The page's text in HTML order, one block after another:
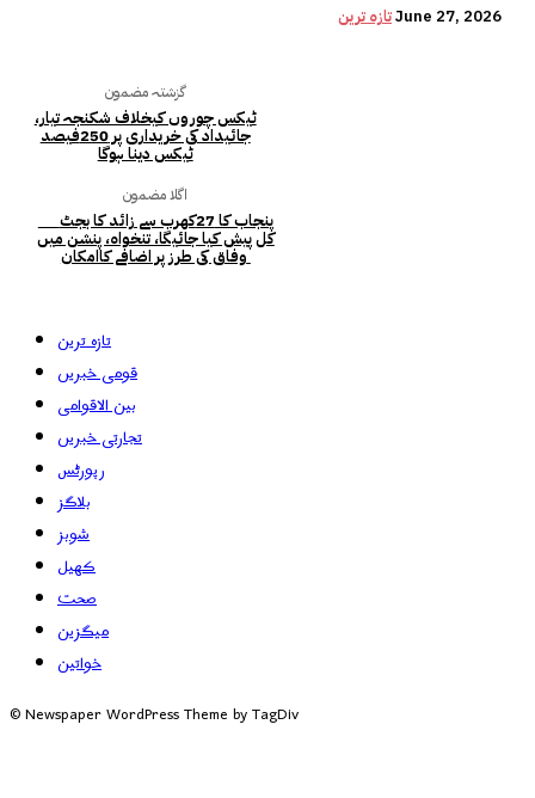
تازہ ترینJune 27, 2026
گزشتہ مضمون
ٹیکس چوروں کیخلاف شکنجہ تیار،
جائیداد کی خریداری پر 250فیصد
ٹیکس دینا ہوگا
اگلا مضمون
کل پیش کیا جائیگا، تنخواہ، پنشن میں
وفاق کی طرز پر اضافے کاامکان
تازہ ترین
قومی خبریں
بین الاقوامی
تجارتی خبریں
رپورٹس
بلاگز
شوبز
کھیل
صحت
میگزین
خواتین
© Newspaper WordPress Theme by TagDiv